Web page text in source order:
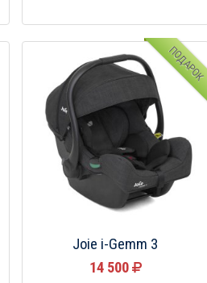
ПОДАРОК
Joie i-Gemm 3
14 500